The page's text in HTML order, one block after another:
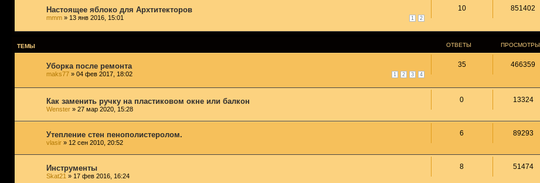
Настоящее яблоко для Архтитекторов
1 2
mmm » 13 янв 2016, 15:01
10 851402
ТЕМЫ ОТВЕТЫ ПРОСМОТРЫ
Уборка после ремонта
1 2 3 4
maks77 » 04 фев 2017, 18:02
35 466359
Как заменить ручку на пластиковом окне или балкон
Wenster » 27 мар 2020, 15:28
0 13324
Утепление стен пенополистеролом.
vlasir » 12 сен 2010, 20:52
6 89293
Инструменты
Skat21 » 17 фев 2016, 16:24
8 51474